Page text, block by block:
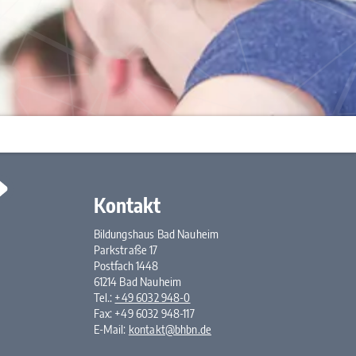
Kontakt
Bildungshaus Bad Nauheim
Parkstraße 17
Postfach 1448
61214 Bad Nauheim
Tel.: +49 6032 948-0
Fax: +49 6032 948-117
E-Mail: kontakt@bhbn.de